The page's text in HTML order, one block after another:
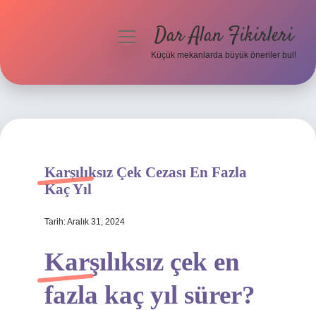
Hakkımızda
menüyüDar Alan Fikirleri
Küçük mekanlarda büyük öneriler bul!
Karşılıksız Çek Cezası En Fazla
Kaç Yıl
Tarih: Aralık 31, 2024
Karşılıksız çek en
fazla kaç yıl sürer?